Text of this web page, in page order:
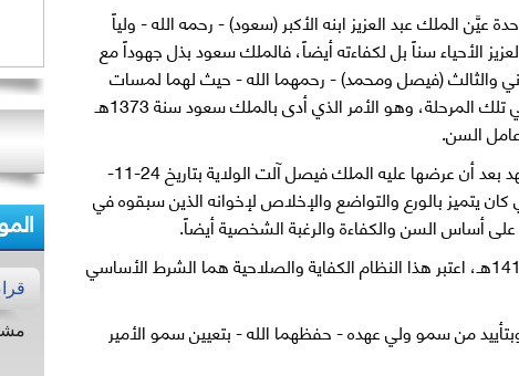
سنة 1351هـ بسنة واحدة عيَّن الملك عبد العزيز ابنه الأكبر (سعود) - رحمه الله - ولياً
الأحياء سناً بل لكفاءته أيضاً، فالملك سعود بذل جهوداً مع
والثالث (فيصل ومحمد) - رحمهما الله - حيث لهما لمسات
مشهودة في التأسيس لكونهما الأكبر سناً في تلك المرحلة، وهو الأمر الذي أدى بالملك سعود سنة 1373هـ
السن.
وعندما اعتذر الأمير محمد عن تولي ولاية العهد بعد أن عرضها عليه الملك فيصل آلت الولاية بتاريخ 24-11-
كان يتميز بالورع والتواضع والإخلاص لإخوانه الذين سبقوه في
أساس السن والكفاءة والرغبة الشخصية أيضاً.
وبعد أن صدر النظام الأساسي للحكم سنة 1412هـ، اعتبر هذا النظام الكفاية والصلاحية هما الشرط الأساسي
من سمو ولي عهده - حفظهما الله - بتعيين سمو الأمير